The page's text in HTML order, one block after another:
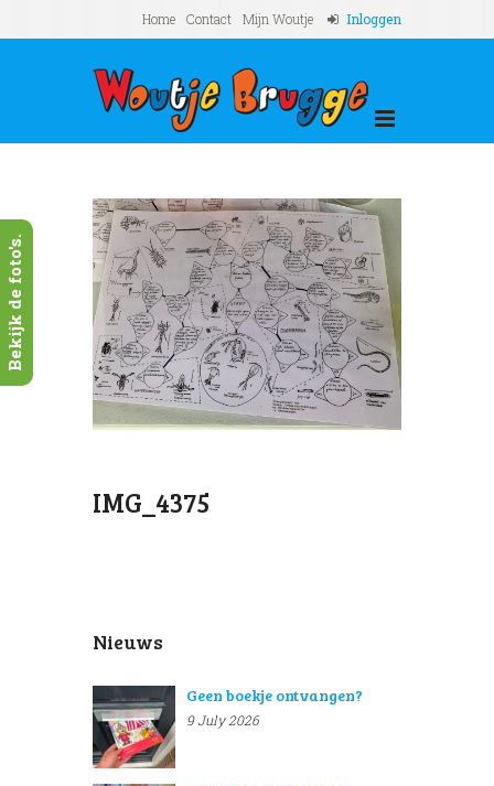
Home Contact Mijn Woutje Inloggen
IMG_4375
Nieuws
Geen boekje ontvangen?
9 July 2026
Bekijk de foto's.